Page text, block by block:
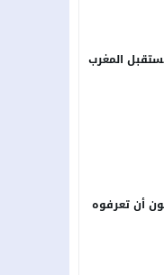
المغرب
أن تعرفوه